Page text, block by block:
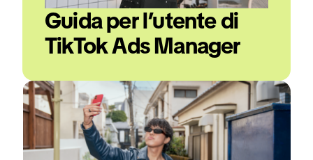
Guida per l’utente di
TikTok Ads Manager